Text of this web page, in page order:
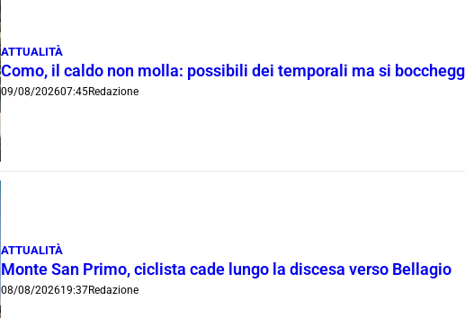
ATTUALITÀ
Como, il caldo non molla: possibili dei temporali ma si
09/08/202607:45Redazione
ATTUALITÀ
Monte San Primo, ciclista cade lungo la discesa verso Bellagio
08/08/202619:37Redazione